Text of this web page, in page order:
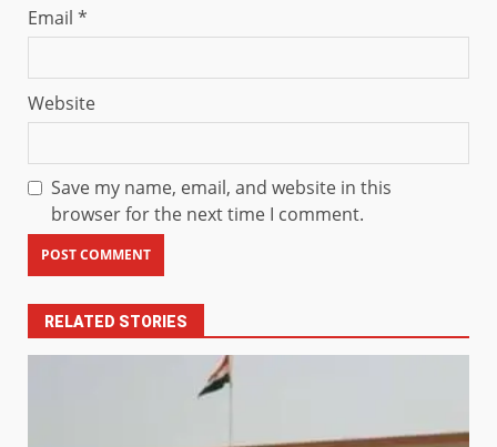
Email *
Website
Save my name, email, and website in this
browser for the next time I comment.
RELATED STORIES